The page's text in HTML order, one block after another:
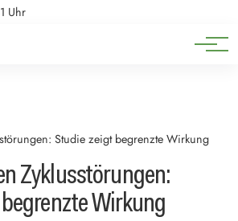
Uhr
Studie zeigt begrenzte Wirkung
Zyklusstörungen:
Wirkung